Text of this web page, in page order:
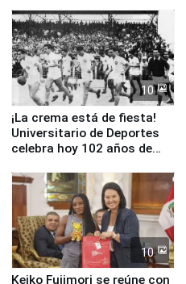
10
¡La crema está de fiesta!
Universitario de Deportes
celebra hoy 102 años de
10
Keiko Fujimori se reúne con